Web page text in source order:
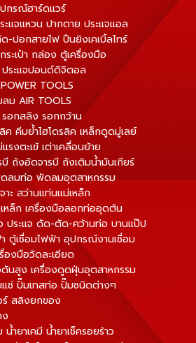
กรณ์ฮาร์ดแวร์
ะแจแหวน ปากตาย ประแจแอล
-ปอกสายไฟ ปืนยิงเคเบิ้ลไทร์
ะเป๋า กล่อง ตู้เครื่องมือ
ประแจปอนด์ดิจิตอล
TOOLS
ม AIR TOOLS
รอกสลิง รอกกว้าน
ค คีมย้ำไฮโดรลิค เหล็กดูดมู่เลย์
รงตะเข้ เต่าเคลื่อนย้าย
บี ถังอัดจารบี ถังเติมน้ำมันเกียร์
ลมท่อ พัดลมอุตสาหกรรม
าะ สว่านแท่นแม่เหล็ก
เหล็ก เครื่องมือลอกท่ออุดตัน
ประแจ ดัด-ตัด-คว้านท่อ บานแป๊ป
า ตู้เชื่อมไฟฟ้า อุปกรณ์งานเชื่อม
องมือวัดละเอียด
ดันสูง เครื่องดูดฝุ่นอุตสาหกรรม
ช่ ปั๊มเทสท่อ ปั๊มชนิดต่างๆ
ร์ สลิงยกของ
ำยาเคมี น้ำยาเช็ครอยร้าว